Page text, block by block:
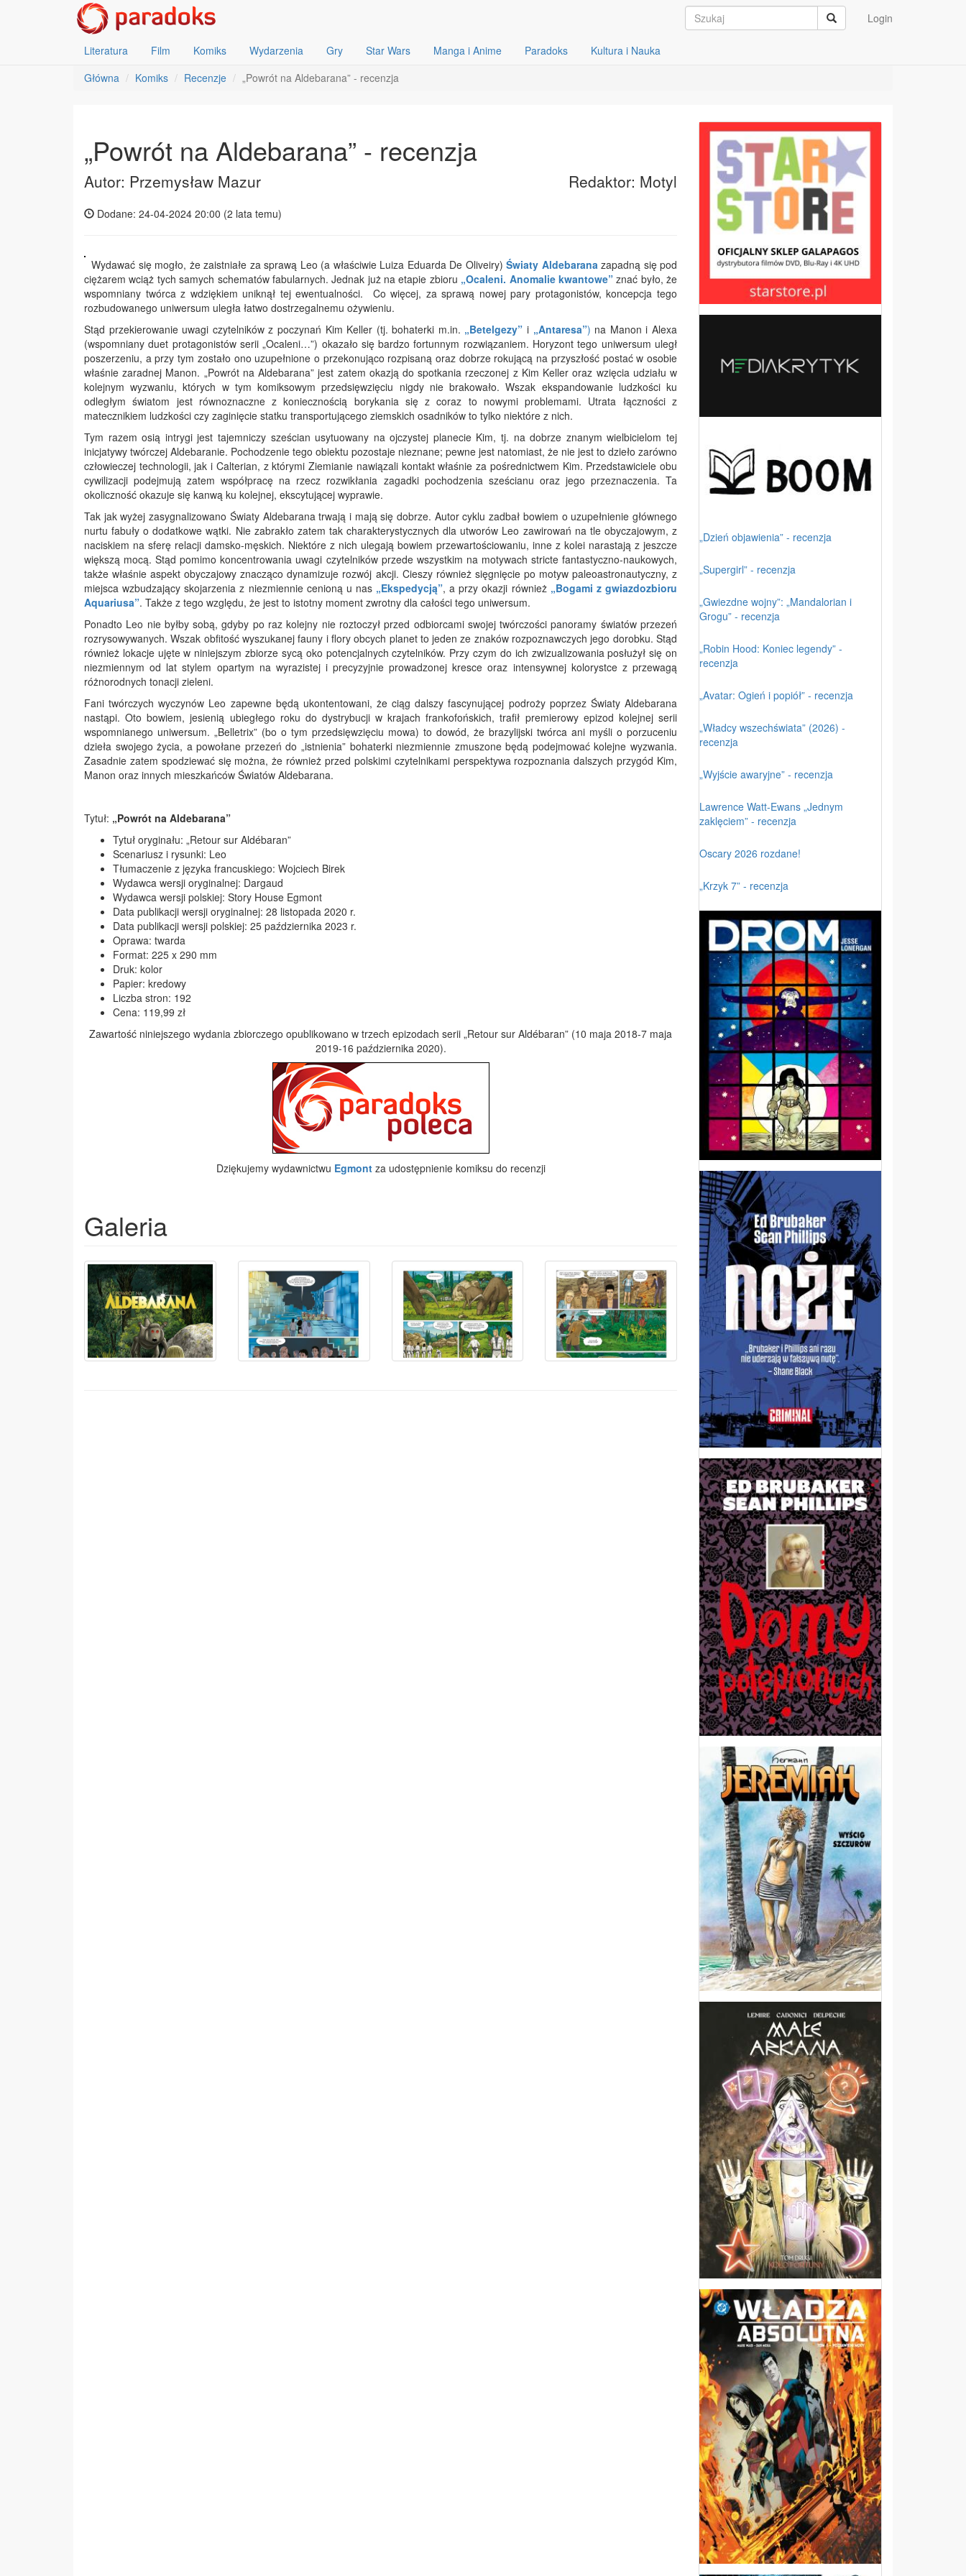
Login
Literatura Film Komiks Wydarzenia Gry Star Wars Manga i Anime Paradoks
Kultura i Nauka
Główna
Komiks Recenzje „Powrót na Aldebarana” - recenzja
„Powrót na Aldebarana” - recenzja
Autor: Przemysław Mazur Redaktor: Motyl
Dodane: 24-04-2024 20:00 (2 lata temu)
Wydawać się mogło, że zaistniałe za sprawą Leo (a właściwie Luiza Eduarda De Oliveiry) Światy Aldebaranazapadną się pod
ciężarem wciąż tych samych schematów fabularnych. Jednak już na etapie zbioru „Ocaleni. Anomalie kwantowe”znać było, że
wspomniany twórca z wdziękiem uniknął tej ewentualności. Co więcej, za sprawą nowej pary protagonistów, koncepcja tego
rozbudowanego uniwersum uległa łatwo dostrzegalnemu ożywieniu.
Stąd przekierowanie uwagi czytelników z poczynań Kim Keller (tj. bohaterki m.in. „Betelgezy” i „Antaresa”) na Manon i Alexa
(wspomniany duet protagonistów serii „Ocaleni…”) okazało się bardzo fortunnym rozwiązaniem. Horyzont tego uniwersum uległ
poszerzeniu, a przy tym zostało ono uzupełnione o przekonująco rozpisaną oraz dobrze rokującą na przyszłość postać w osobie
właśnie zaradnej Manon. „Powrót na Aldebarana” jest zatem okazją do spotkania rzeczonej z Kim Keller oraz wzięcia udziału w
kolejnym wyzwaniu, których w tym komiksowym przedsięwzięciu nigdy nie brakowało. Wszak ekspandowanie ludzkości ku
odległym światom jest równoznaczne z koniecznością borykania się z coraz to nowymi problemami. Utrata łączności z
matecznikiem ludzkości czy zaginięcie statku transportującego ziemskich osadników to tylko niektóre z nich.
Tym razem osią intrygi jest tajemniczy sześcian usytuowany na ojczystej planecie Kim, tj. na dobrze znanym wielbicielom tej
inicjatywy twórczej Aldebaranie. Pochodzenie tego obiektu pozostaje nieznane; pewne jest natomiast, że nie jest to dzieło zarówno
człowieczej technologii, jak i Calterian, z którymi Ziemianie nawiązali kontakt właśnie za pośrednictwem Kim. Przedstawiciele obu
cywilizacji podejmują zatem współpracę na rzecz rozwikłania zagadki pochodzenia sześcianu oraz jego przeznaczenia. Ta
okoliczność okazuje się kanwą ku kolejnej, ekscytującej wyprawie.
Tak jak wyżej zasygnalizowano Światy Aldebarana trwają i mają się dobrze. Autor cyklu zadbał bowiem o uzupełnienie głównego
nurtu fabuły o dodatkowe wątki. Nie zabrakło zatem tak charakterystycznych dla utworów Leo zawirowań na tle obyczajowym, z
naciskiem na sferę relacji damsko-męskich. Niektóre z nich ulegają bowiem przewartościowaniu, inne z kolei narastają z jeszcze
większą mocą. Stąd pomimo koncentrowania uwagi czytelników przede wszystkim na motywach stricte fantastyczno-naukowych,
także właśnie aspekt obyczajowy znacząco dynamizuje rozwój akcji. Cieszy również sięgnięcie po motyw paleoastronautyczny, z
miejsca wzbudzający skojarzenia z niezmiennie cenioną u nas „Ekspedycją”, a przy okazji również „Bogami z gwiazdozbioru
Aquariusa”. Także z tego względu, że jest to istotny moment zwrotny dla całości tego uniwersum.
Ponadto Leo nie byłby sobą, gdyby po raz kolejny nie roztoczył przed odbiorcami swojej twórczości panoramy światów przezeń
rozrysowywanych. Wszak obfitość wyszukanej fauny i flory obcych planet to jeden ze znaków rozpoznawczych jego dorobku. Stąd
również lokacje ujęte w niniejszym zbiorze sycą oko potencjalnych czytelników. Przy czym do ich zwizualizowania posłużył się on
niezmiennym od lat stylem opartym na wyrazistej i precyzyjnie prowadzonej kresce oraz intensywnej kolorystce z przewagą
różnorodnych tonacji zieleni.
Fani twórczych wyczynów Leo zapewne będą ukontentowani, że ciąg dalszy fascynującej podroży poprzez Światy Aldebarana
nastąpi. Oto bowiem, jesienią ubiegłego roku do dystrybucji w krajach frankofońskich, trafił premierowy epizod kolejnej serii
wspomnianego uniwersum. „Belletrix” (bo o tym przedsięwzięciu mowa) to dowód, że brazylijski twórca ani myśli o porzuceniu
dzieła swojego życia, a powołane przezeń do „istnienia” bohaterki niezmiennie zmuszone będą podejmować kolejne wyzwania.
Zasadnie zatem spodziewać się można, że również przed polskimi czytelnikami perspektywa rozpoznania dalszych przygód Kim,
Manon oraz innych mieszkańców Światów Aldebarana.
Tytuł: „Powrót na Aldebarana”
Tytuł oryginału: „Retour sur Aldébaran”
Scenariusz i rysunki: Leo
Tłumaczenie z języka francuskiego: Wojciech Birek
Wydawca wersji oryginalnej: Dargaud
Wydawca wersji polskiej: Story House Egmont
Data publikacji wersji oryginalnej: 28 listopada 2020 r.
Data publikacji wersji polskiej: 25 października 2023 r.
Oprawa: twarda
Format: 225 x 290 mm
Druk: kolor
Papier: kredowy
Liczba stron: 192
Cena: 119,99 zł
Zawartość niniejszego wydania zbiorczego opublikowano w trzech epizodach serii „Retour sur Aldébaran” (10 maja 2018-7 maja
2019-16 października 2020).
Dziękujemy wydawnictwu Egmontza udostępnienie komiksu do recenzji
Galeria
„Dzień objawienia” - recenzja
„Supergirl” - recenzja
„Gwiezdne wojny”: „Mandalorian i
Grogu” - recenzja
„Robin Hood: Koniec legendy” -
recenzja
„Avatar: Ogień i popiół” - recenzja
„Władcy wszechświata” (2026) -
recenzja
„Wyjście awaryjne” - recenzja
Lawrence Watt-Ewans „Jednym
zaklęciem” - recenzja
Oscary 2026 rozdane!
„Krzyk 7” - recenzja